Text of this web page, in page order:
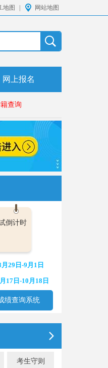
地图 网站地图
网上报名
查询
倒计时
29日-9月1日
17日-10月18日
绩查询系统
考生守则